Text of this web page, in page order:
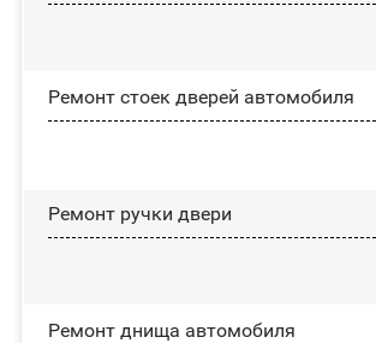
Ремонт стоек дверей автомобиля
Ремонт ручки двери
Ремонт днища автомобиля